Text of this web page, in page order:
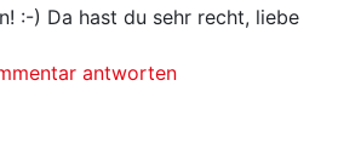
:-) Da hast du sehr recht, liebe
antworten